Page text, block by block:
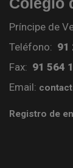
Príncipe de
Teléfono: 91
Fax: 91 564
Email:
Registro de